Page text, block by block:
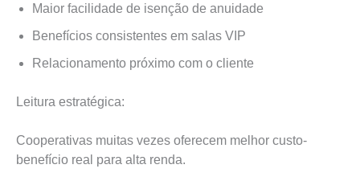
Maior facilidade de isenção de anuidade
Benefícios consistentes em salas VIP
Relacionamento próximo com o cliente
Leitura estratégica:
Cooperativas muitas vezes oferecem melhor custo-
benefício real para alta renda.